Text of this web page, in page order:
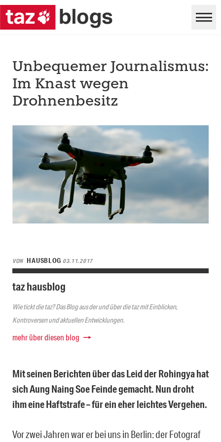
Unbequemer Journalismus:
Im Knast wegen
Drohnenbesitz
VON HAUSBLOG 03.11.2017
taz hausblog
Wie tickt die taz? Das Blog aus der und über die taz mit Einblicken,
Kontroversen und aktuellen Entwicklungen.
mehr über diesen blog
Mit seinen Berichten über das Leid der Rohingya hat
sich Aung Naing Soe Feinde gemacht. Nun droht
ihm eine Haftstrafe – für ein eher leichtes Vergehen.
Vor zwei Jahren war er bei uns in Berlin: der Fotograf